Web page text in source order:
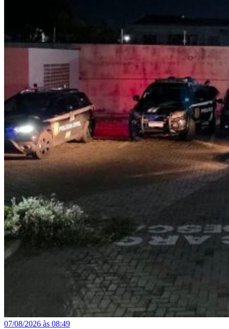
07/08/2026 às 08:49